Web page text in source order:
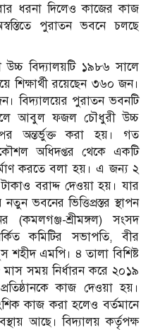
ধরনা দিলেও কাজের কাজ
পুরাতন ভবনে চলছে
বিদ্যালয়টি ১৯৮৬ সালে
শিক্ষার্থী রয়েছেন ৩৬০ জন।
বিদ্যালয়ের পুরাতন ভবনটি
আবুল ফজল চৌধুরী উচ্চ
অন্তর্ভুক্ত করা হয়। গত
অধিদপ্তর থেকে একটি
করতে বলা হয়। এ জন্য ২
বরাদ্দ দেওয়া হয়। যার
ভবনের ভিত্তিপ্রস্তর স্থাপন
শ্রীমঙ্গল) সংসদ
কমিটির সভাপতি, বীর
শহীদ এমপি। ৪ তালা বিশিষ্ট
সময় নির্ধারন করে ২০১৯
কাজ দেওয়া হয়।
কাজ করা হলেও বর্তমানে
আছে। বিদ্যালয় কর্তৃপক্ষ